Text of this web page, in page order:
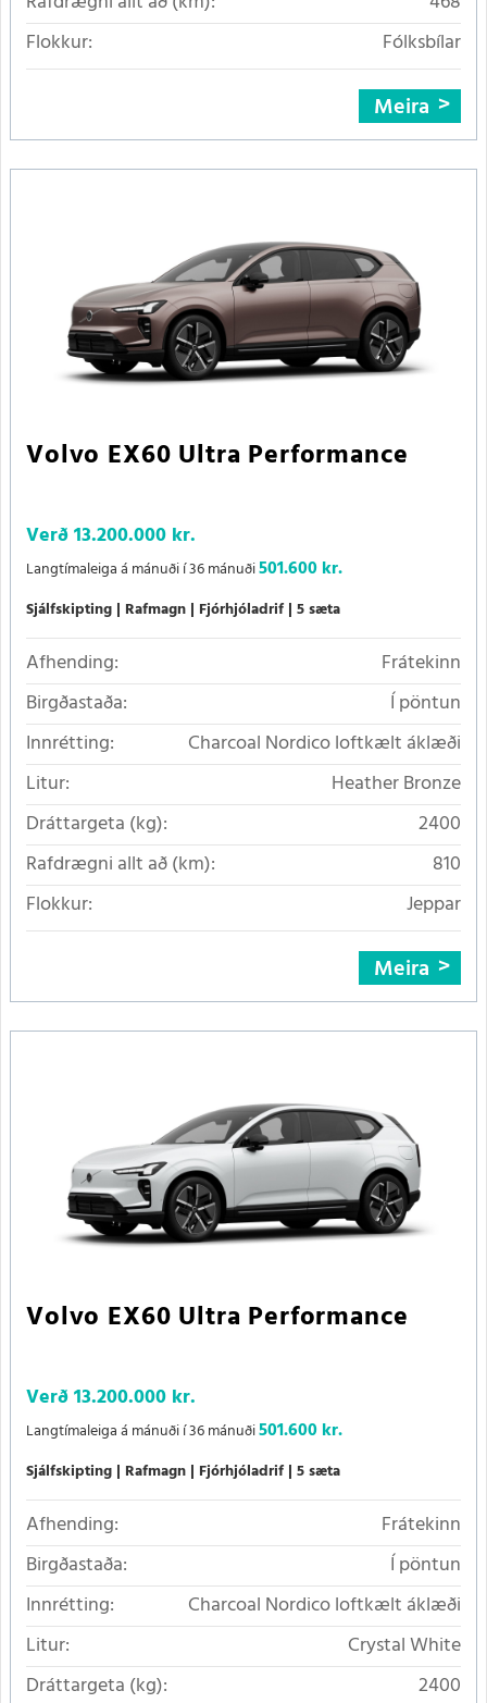
Flokkur:
Fólksbílar
Meira
Volvo EX60 Ultra Performance
Verð13.200.000 kr.
Langtímaleiga á mánuði í 36 mánuði501.600 kr.
Sjálfskipting Rafmagn Fjórhjóladrif 5 sæta
Afhending:
Frátekinn
Birgðastaða:
Í pöntun
Innrétting:
Charcoal Nordico loftkælt áklæði
Litur:
Heather Bronze
Dráttargeta (kg):
2400
Rafdrægni allt að (km):
810
Flokkur:
Jeppar
Meira
Volvo EX60 Ultra Performance
Verð13.200.000 kr.
Langtímaleiga á mánuði í 36 mánuði501.600 kr.
Sjálfskipting Rafmagn Fjórhjóladrif 5 sæta
Afhending:
Frátekinn
Birgðastaða:
Í pöntun
Innrétting:
Charcoal Nordico loftkælt áklæði
Litur:
Crystal White
Dráttargeta (kg):
2400